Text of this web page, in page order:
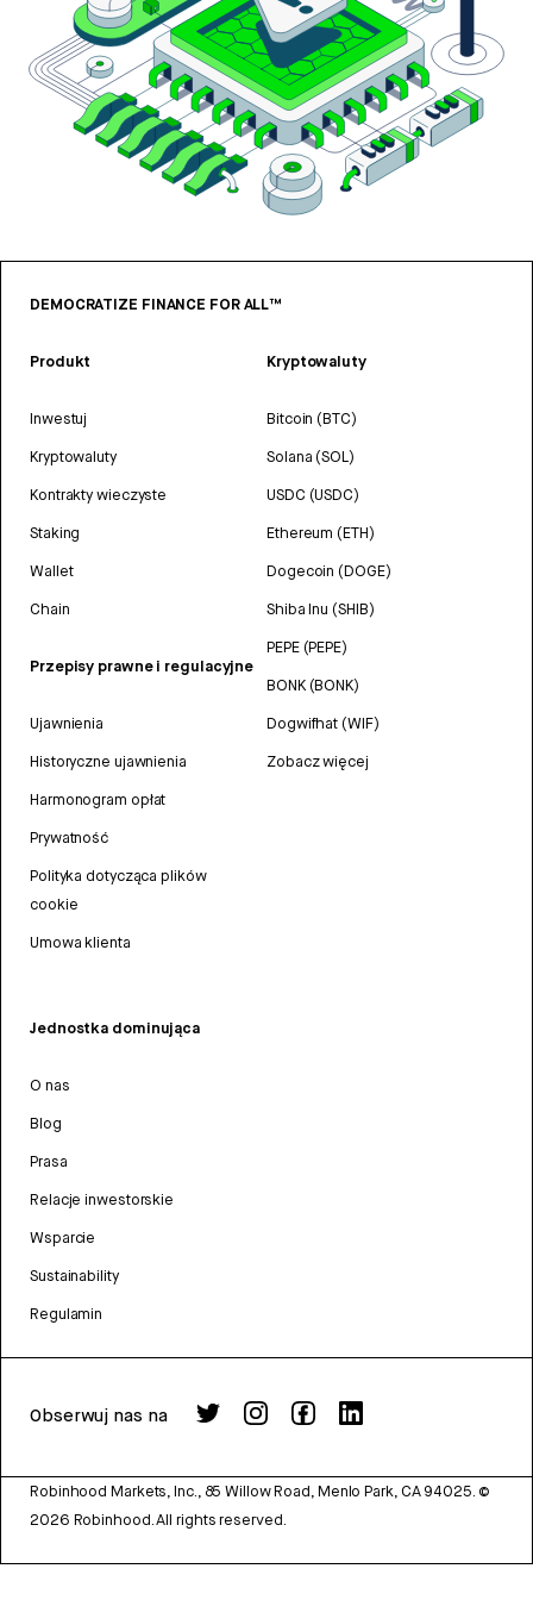
DEMOCRATIZE FINANCE FOR ALL™
Produkt
Inwestuj
Kryptowaluty
Kontrakty wieczyste
Staking
Wallet
Chain
Przepisy prawne i regulacyjne
Ujawnienia
Historyczne ujawnienia
Harmonogram opłat
Prywatność
Polityka dotycząca plików
cookie
Umowa klienta
Kryptowaluty
Bitcoin (BTC)
Solana (SOL)
USDC (USDC)
Ethereum (ETH)
Dogecoin (DOGE)
Shiba Inu (SHIB)
PEPE (PEPE)
BONK (BONK)
Dogwifhat (WIF)
Zobacz więcej
Jednostka dominująca
O nas
Blog
Prasa
Relacje inwestorskie
Wsparcie
Sustainability
Regulamin
Obserwuj nas na
Robinhood Markets, Inc., 85 Willow Road, Menlo Park, CA 94025. ©
2026 Robinhood. All rights reserved.